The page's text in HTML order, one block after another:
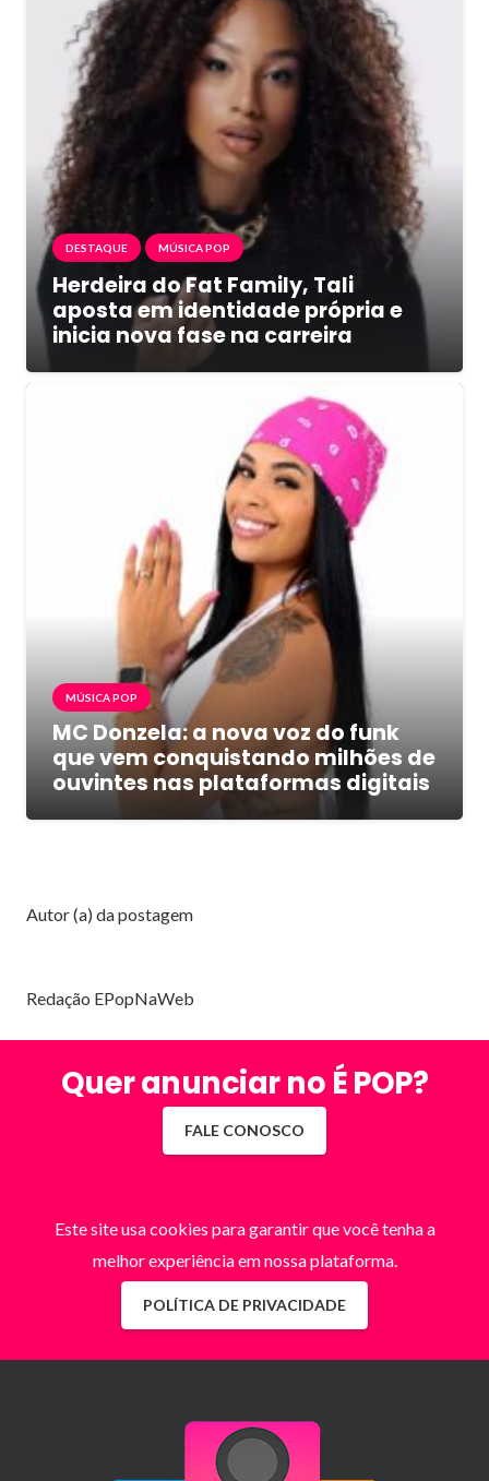
DESTAQUE MÚSICA POP
Herdeira do Fat Family, Tali
aposta em identidade própria e
inicia nova fase na carreira
MÚSICA POP
MC Donzela: a nova voz do funk
que vem conquistando milhões de
ouvintes nas plataformas digitais
Autor (a) da postagem
Redação EPopNaWeb
Quer anunciar no É POP?
FALE CONOSCO
Este site usa cookies para garantir que você tenha a
melhor experiência em nossa plataforma.
POLÍTICA DE PRIVACIDADE